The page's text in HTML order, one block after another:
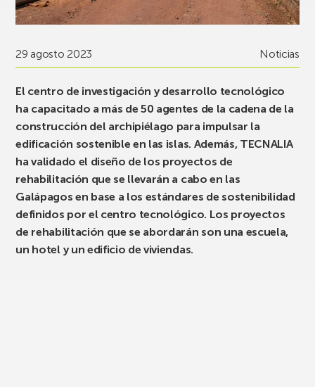
29 agosto 2023 Noticias
El centro de investigación y desarrollo tecnológico
ha capacitado a más de 50 agentes de la cadena de la
construcción del archipiélago para impulsar la
edificación sostenible en las islas. Además, TECNALIA
ha validado el diseño de los proyectos de
rehabilitación que se llevarán a cabo en las
Galápagos en base a los estándares de sostenibilidad
definidos por el centro tecnológico. Los proyectos
de rehabilitación que se abordarán son una escuela,
un hotel y un edificio de viviendas.